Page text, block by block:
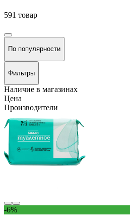
591 товар
По популярности
Фильтры
Наличие в магазинах
Цена
Производители
-6%